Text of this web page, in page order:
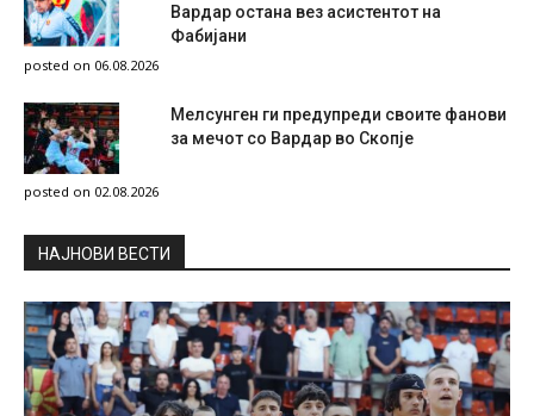
Вардар остана вез асистентот на
Фабијани
posted on 06.08.2026
Мелсунген ги предупреди своите фанови
за мечот со Вардар во Скопје
posted on 02.08.2026
НAЈНОВИ ВЕСТИ